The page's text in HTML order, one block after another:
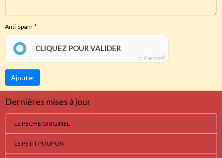
Anti-spam
CLIQUEZ POUR VALIDER
IconCaptcha ©
Ajouter
Dernières mises à jour
LE PECHE ORIGINEL
LE PETIT POUPON